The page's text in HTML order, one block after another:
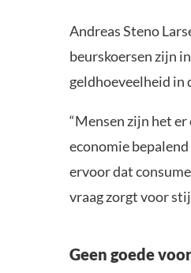
Andreas Steno
beurskoersen zijn
geldhoeveelheid in
“Mensen zijn het er
economie
ervoor dat
vraag zorgt voor
Geen goede